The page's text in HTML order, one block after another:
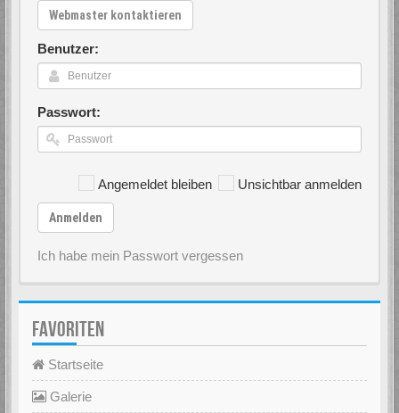
Webmaster kontaktieren
Benutzer:
Passwort:
Angemeldet bleiben Unsichtbar anmelden
Anmelden
Ich habe mein Passwort vergessen
FAVORITEN
Startseite
Galerie